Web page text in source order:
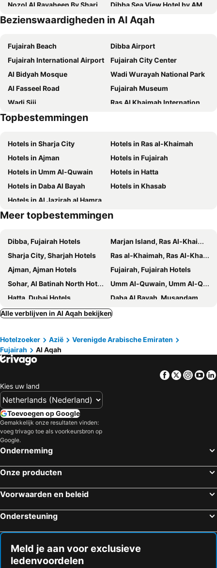
Nozol Al Rayaheen By Sharjah Collection
Dibba Sea View Hotel by AMA Pro
Bezienswaardigheden in Al Aqah
Fujairah Beach
Dibba Airport
Fujairah International Airport
Fujairah City Center
Al Bidyah Mosque
Wadi Wurayah National Park
Al Fasseel Road
Fujairah Museum
Wadi Siji
Ras Al Khaimah International Airport
Jabal Al Jais Mountain
Topbestemmingen
Hotels in Sharja City
Hotels in Ras al-Khaimah
Hotels in Ajman
Hotels in Fujairah
Hotels in Umm Al-Quwain
Hotels in Hatta
Hotels in Daba Al Bayah
Hotels in Khasab
Hotels in Al Jazirah al Hamra
Meer topbestemmingen
Dibba, Fujairah Hotels
Marjan Island, Ras Al-Khaimah Hotels
Sharja City, Sharjah Hotels
Ras al-Khaimah, Ras Al-Khaimah Hotels
Ajman, Ajman Hotels
Fujairah, Fujairah Hotels
Sohar, Al Batinah North Hotels
Umm Al-Quwain, Umm Al-Qaiwain Hotels
Hatta, Dubai Hotels
Daba Al Bayah, Musandam Hotels
Dubai, Dubai Hotels
Abu Dhabi, Abu Dhabi Hotels
Alle verblijven in Al Aqah bekijken
Hotelzoeker Azië
Verenigde Arabische Emiraten
Fujairah
Al Aqah
Facebook
Twitter
Kies uw land
Toevoegen op Google
Gemakkelijk onze resultaten vinden:
voeg trivago toe als voorkeursbron op
Google.
Onderneming
Onze producten
Voorwaarden en beleid
Ondersteuning
Meld je aan voor exclusieve
ledenvoordelen